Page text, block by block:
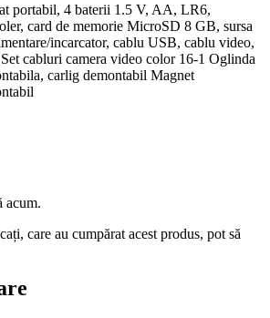
portabil, 4 baterii 1.5 V, AA, LR6,
card de memorie MicroSD 8 GB, sursa
incarcator, cablu USB, cablu video,
cabluri camera video color 16-1 Oglinda
carlig demontabil Magnet
acum.
care au cumpărat acest produs, pot să